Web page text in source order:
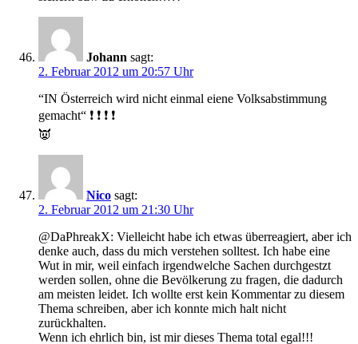
Johann sagt:
2. Februar 2012 um 20:57 Uhr
“IN Österreich wird nicht einmal eiene Volksabstimmung
gemacht“ ❗ ❗ ❗ ❗
👿
Nico sagt:
2. Februar 2012 um 21:30 Uhr
@DaPhreakX: Vielleicht habe ich etwas überreagiert, aber ich
denke auch, dass du mich verstehen solltest. Ich habe eine
Wut in mir, weil einfach irgendwelche Sachen durchgestzt
werden sollen, ohne die Bevölkerung zu fragen, die dadurch
am meisten leidet. Ich wollte erst kein Kommentar zu diesem
Thema schreiben, aber ich konnte mich halt nicht
zurückhalten.
Wenn ich ehrlich bin, ist mir dieses Thema total egal!!!